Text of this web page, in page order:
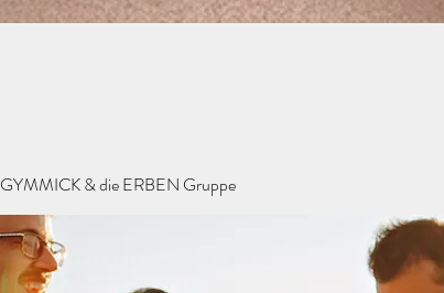
GYMMICK & die ERBEN Gruppe